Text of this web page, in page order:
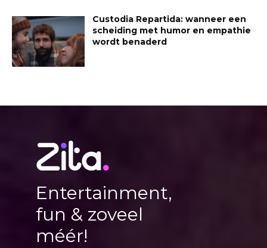
Custodia Repartida: wanneer een
scheiding met humor en empathie
wordt benaderd
Entertainment,
fun & zoveel
méér!